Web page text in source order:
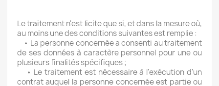
Le traitement n'est licite que si, et dans la mesure où,
au moins une des conditions suivantes est remplie :
• La personne concernée a consenti au traitement
de ses données à caractère personnel pour une ou
plusieurs finalités spécifiques ;
• Le traitement est nécessaire à l'exécution d'un
contrat auquel la personne concernée est partie ou